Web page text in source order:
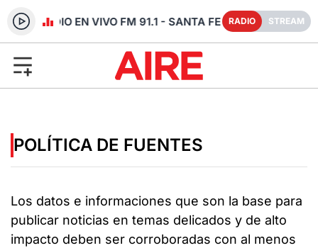
RADIO EN VIVO FM 91.1 - SANTA FE RADIO STREAM
POLÍTICA DE FUENTES
Los datos e informaciones que son la base para
publicar noticias en temas delicados y de alto
impacto deben ser corroboradas con al menos